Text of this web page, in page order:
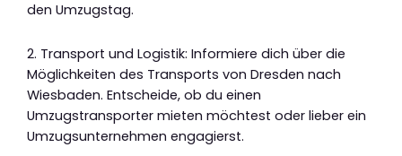
den Umzugstag.
2. Transport und Logistik: Informiere dich über die
Möglichkeiten des Transports von Dresden nach
Wiesbaden. Entscheide, ob du einen
Umzugstransporter mieten möchtest oder lieber ein
Umzugsunternehmen engagierst.